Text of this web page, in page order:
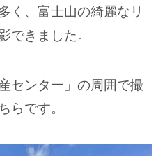
く、富士山の綺麗なリ
できました。
センター」の周囲で撮
らです。